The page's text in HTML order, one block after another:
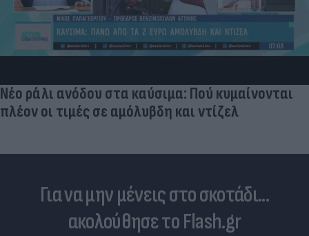
Νέο ράλι ανόδου στα καύσιμα: Πού κυμαίνονται
πλέον οι τιμές σε αμόλυβδη και ντίζελ
Για να μην μένεις στο σκοτάδι...
ακολούθησε το Flash.gr